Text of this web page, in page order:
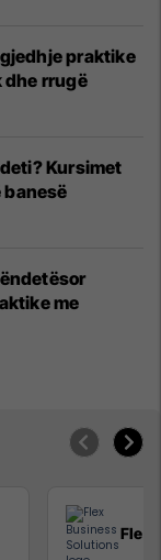
praktike
dhe rrugë
Kursimet
banesë
me
Flex